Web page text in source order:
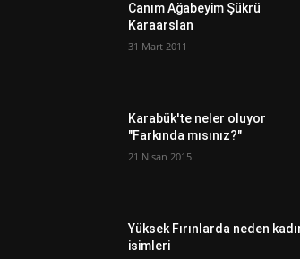
Canım Ağabeyim Şükrü
Karaarslan
31 Mart 2011
Karabük'te neler oluyor
"Farkında mısınız?"
21 Nisan 2015
Yüksek Fırınlarda neden
isimleri